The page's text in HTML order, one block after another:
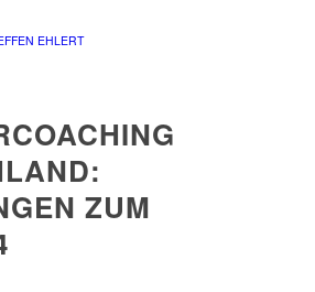
EHLERT
ZUM